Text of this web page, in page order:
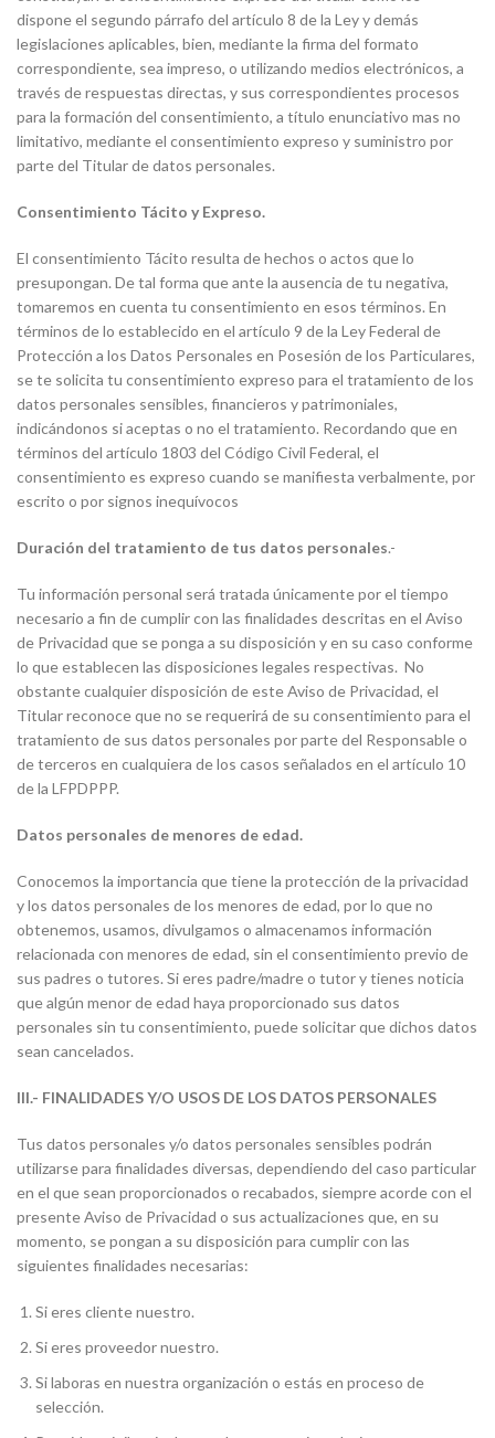
dispone el segundo párrafo del artículo 8 de la Ley y demás
legislaciones aplicables, bien, mediante la firma del formato
correspondiente, sea impreso, o utilizando medios electrónicos, a
través de respuestas directas, y sus correspondientes procesos
para la formación del consentimiento, a título enunciativo mas no
limitativo, mediante el consentimiento expreso y suministro por
parte del Titular de datos personales.
Consentimiento Tácito y Expreso.
El consentimiento Tácito resulta de hechos o actos que lo
presupongan. De tal forma que ante la ausencia de tu negativa,
tomaremos en cuenta tu consentimiento en esos términos. En
términos de lo establecido en el artículo 9 de la Ley Federal de
Protección a los Datos Personales en Posesión de los Particulares,
se te solicita tu consentimiento expreso para el tratamiento de los
datos personales sensibles, financieros y patrimoniales,
indicándonos si aceptas o no el tratamiento. Recordando que en
términos del artículo 1803 del Código Civil Federal, el
consentimiento es expreso cuando se manifiesta verbalmente, por
escrito o por signos inequívocos
Duración del tratamiento de tus datos personales.-
Tu información personal será tratada únicamente por el tiempo
necesario a fin de cumplir con las finalidades descritas en el Aviso
de Privacidad que se ponga a su disposición y en su caso conforme
lo que establecen las disposiciones legales respectivas. No
obstante cualquier disposición de este Aviso de Privacidad, el
Titular reconoce que no se requerirá de su consentimiento para el
tratamiento de sus datos personales por parte del Responsable o
de terceros en cualquiera de los casos señalados en el artículo 10
de la LFPDPPP.
Datos personales de menores de edad.
Conocemos la importancia que tiene la protección de la privacidad
y los datos personales de los menores de edad, por lo que no
obtenemos, usamos, divulgamos o almacenamos información
relacionada con menores de edad, sin el consentimiento previo de
sus padres o tutores. Si eres padre/madre o tutor y tienes noticia
que algún menor de edad haya proporcionado sus datos
personales sin tu consentimiento, puede solicitar que dichos datos
sean cancelados.
III.- FINALIDADES Y/O USOS DE LOS DATOS PERSONALES
Tus datos personales y/o datos personales sensibles podrán
utilizarse para finalidades diversas, dependiendo del caso particular
en el que sean proporcionados o recabados, siempre acorde con el
presente Aviso de Privacidad o sus actualizaciones que, en su
momento, se pongan a su disposición para cumplir con las
siguientes finalidades necesarias:
Si eres cliente nuestro.
Si eres proveedor nuestro.
Si laboras en nuestra organización o estás en proceso de
selección.